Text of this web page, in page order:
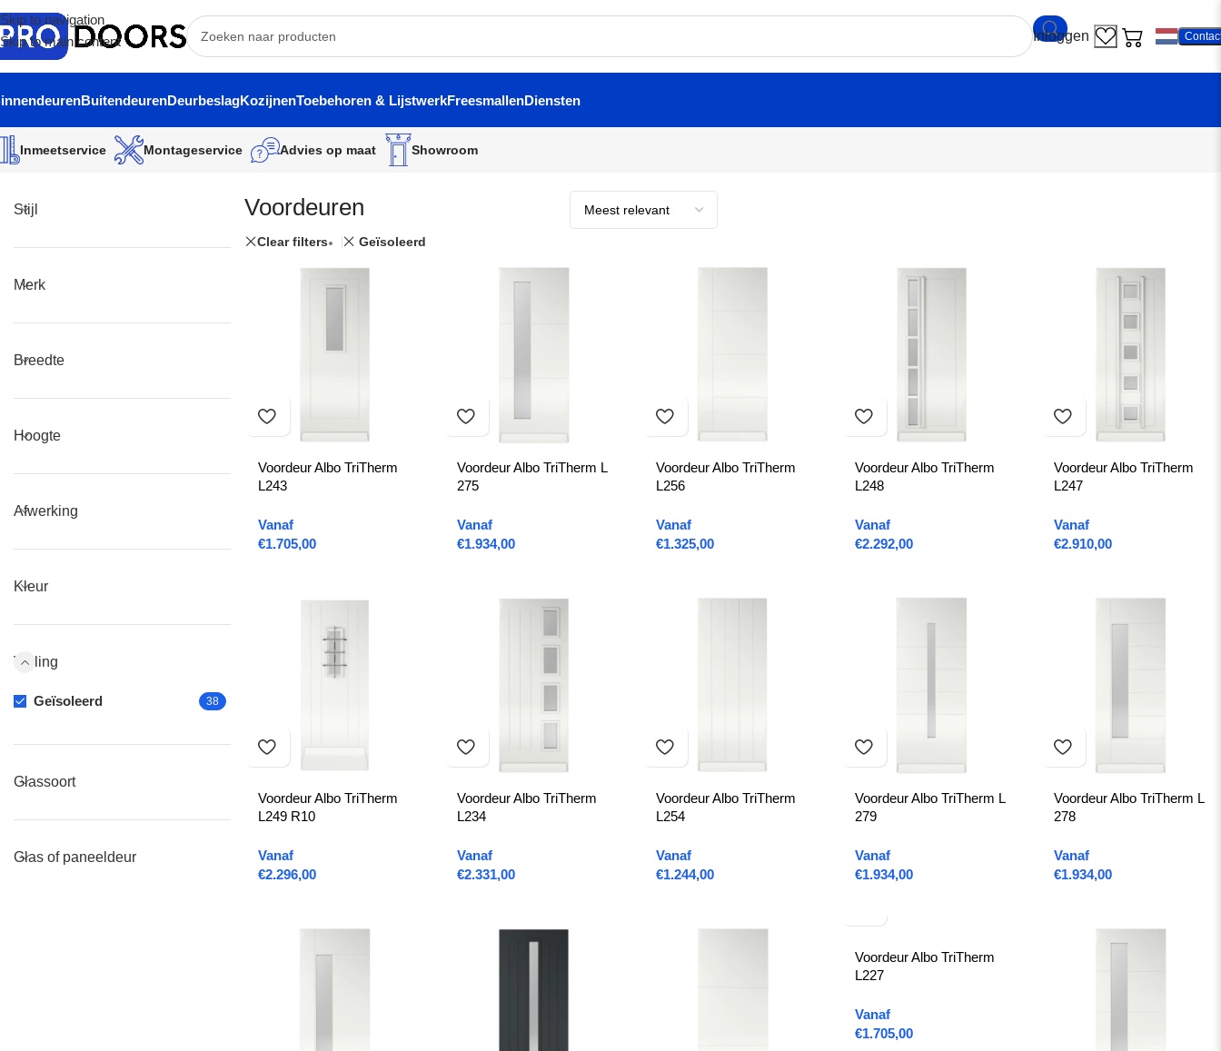
Skip to navigation
Skip to main content
BuitendeurenDeurbeslagKozijnenToebehoren & LijstwerkFreesmallenDiensten
Inmeetservice Montageservice Advies op maat Showroom
Stijl
Merk
Breedte
Hoogte
Afwerking
Kleur
Vulling
Geïsoleerd 38
Glassoort
Glas of paneeldeur
Voordeuren
Clear filters Geïsoleerd
Voordeur Albo TriTherm
L243
Vanaf
€1.705,00
Voordeur Albo TriTherm L
275
Vanaf
€1.934,00
Voordeur Albo TriTherm
L256
Vanaf
€1.325,00
Voordeur Albo TriTherm
L248
Vanaf
€2.292,00
Voordeur Albo TriTherm
L247
Vanaf
€2.910,00
Voordeur Albo TriTherm
L249 R10
Vanaf
€2.296,00
Voordeur Albo TriTherm
L234
Vanaf
€2.331,00
Voordeur Albo TriTherm
L254
Vanaf
€1.244,00
Voordeur Albo TriTherm L
279
Vanaf
€1.934,00
Voordeur Albo TriTherm L
278
Vanaf
€1.934,00
Voordeur Albo TriTherm
L227
Vanaf
€1.705,00